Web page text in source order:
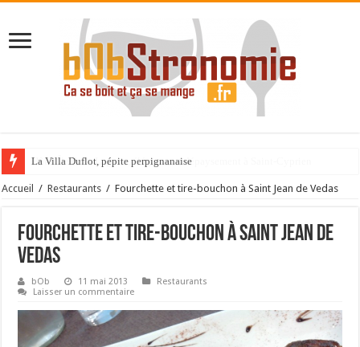
La Villa Duflot, pépite perpignanaise
Accueil / Restaurants / Fourchette et tire-bouchon à Saint Jean de Vedas
Fourchette et tire-bouchon à Saint Jean de
Vedas
bOb 11 mai 2013
Restaurants
Laisser un commentaire